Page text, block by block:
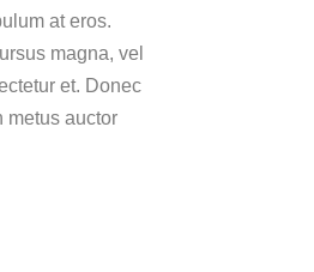
at eros.
magna, vel
et. Donec
metus auctor